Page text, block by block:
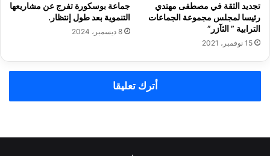
تجديد الثقة في مصطفى مهتدي
رئيسا لمجلس مجموعة الجماعات
الترابية ” الثآزر”
15 نوفمبر، 2021
جماعة بوسكورة تفرج عن مشاريعها
التنموية بعد طول إنتظار.
8 ديسمبر، 2024
أترك تعليقا